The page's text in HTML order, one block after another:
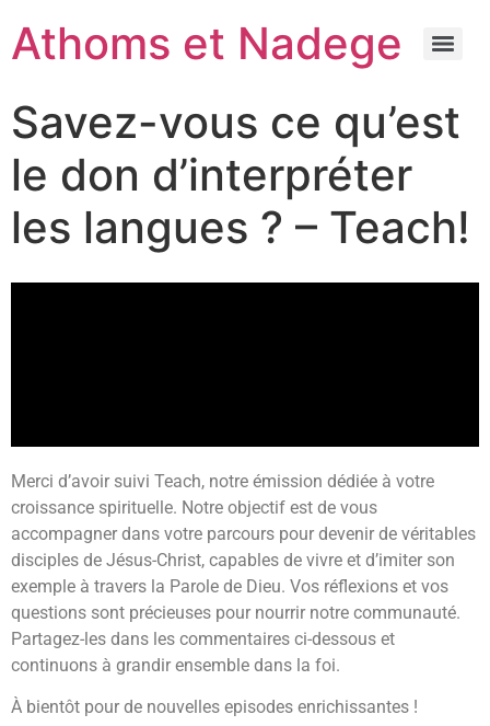
Athoms et Nadege
Savez-vous ce qu’est
le don d’interpréter
les langues ? – Teach!
Merci d’avoir suivi Teach, notre émission dédiée à votre
croissance spirituelle. Notre objectif est de vous
accompagner dans votre parcours pour devenir de véritables
disciples de Jésus-Christ, capables de vivre et d’imiter son
exemple à travers la Parole de Dieu. Vos réflexions et vos
questions sont précieuses pour nourrir notre communauté.
Partagez-les dans les commentaires ci-dessous et
continuons à grandir ensemble dans la foi.
À bientôt pour de nouvelles episodes enrichissantes !